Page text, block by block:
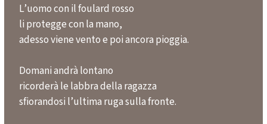
L’uomo con il foulard rosso
li protegge con la mano,
adesso viene vento e poi ancora pioggia.
Domani andrà lontano
ricorderà le labbra della ragazza
sfiorandosi l’ultima ruga sulla fronte.